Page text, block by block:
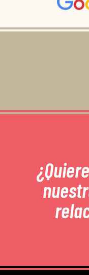
Gracias de nuevo